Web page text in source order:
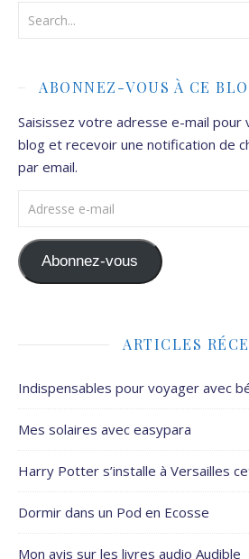
ABONNEZ-VOUS À CE
Saisissez votre adresse e-mail pour
blog et recevoir une notification de
par email.
Adresse e-mail
Abonnez-vous
ARTICLES
Indispensables pour voyager avec
Mes solaires avec easypara
Harry Potter s’installe à Versailles
Dormir dans un Pod en Ecosse
Mon avis sur les livres audio Audible